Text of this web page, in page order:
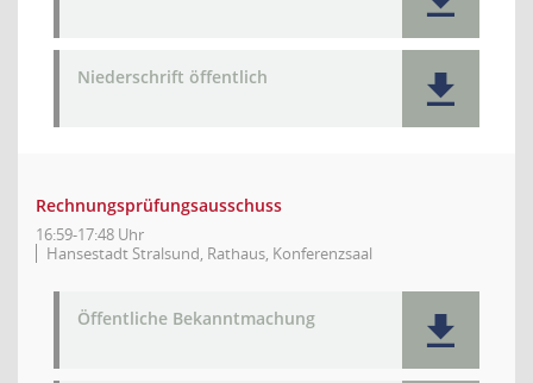
Niederschrift öffentlich
Rechnungsprüfungsausschuss
16:59-17:48 Uhr
Hansestadt Stralsund, Rathaus, Konferenzsaal
Öffentliche Bekanntmachung